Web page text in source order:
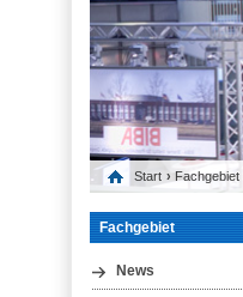
Start › Fachgebiet
Fachgebiet
News